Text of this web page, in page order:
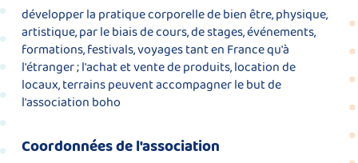
développer la pratique corporelle de bien être, physique,
artistique, par le biais de cours, de stages, événements,
formations, festivals, voyages tant en France qu'à
l'étranger ; l'achat et vente de produits, location de
locaux, terrains peuvent accompagner le but de
l'association boho
Coordonnées de l'association